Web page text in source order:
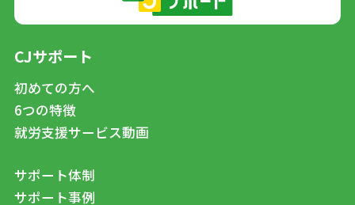
CJサポート
初めての方へ
6つの特徴
就労支援サービス動画
サポート体制
サポート事例